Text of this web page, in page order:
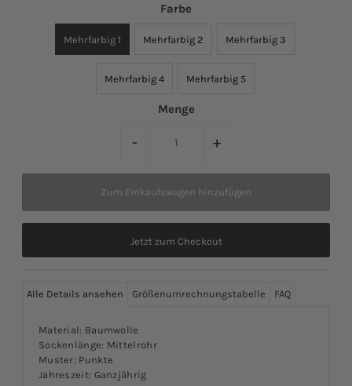
Farbe
Mehrfarbig 1 Mehrfarbig 2 Mehrfarbig 3
Mehrfarbig 4 Mehrfarbig 5
Menge
- +
Jetzt zum Checkout
Alle Details ansehen Größenumrechnungstabelle FAQ
Material: Baumwolle
Sockenlänge: Mittelrohr
Muster: Punkte
Jahreszeit: Ganzjährig